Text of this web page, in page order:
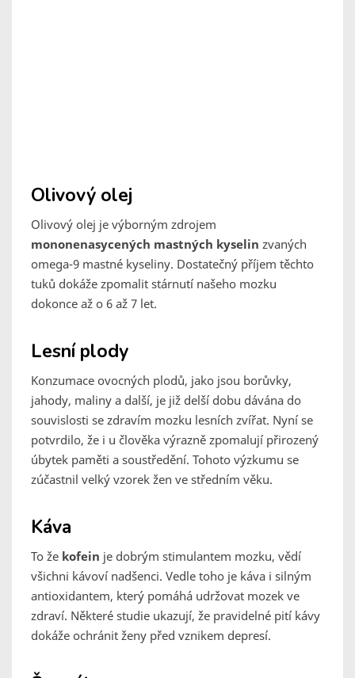
Olivový olej
Olivový olej je výborným zdrojem
mononenasycených mastných kyselin zvaných
omega-9 mastné kyseliny. Dostatečný příjem těchto
tuků dokáže zpomalit stárnutí našeho mozku
dokonce až o 6 až 7 let.
Lesní plody
Konzumace ovocných plodů, jako jsou borůvky,
jahody, maliny a další, je již delší dobu dávána do
souvislosti se zdravím mozku lesních zvířat. Nyní se
potvrdilo, že i u člověka výrazně zpomalují přirozený
úbytek paměti a soustředění. Tohoto výzkumu se
zúčastnil velký vzorek žen ve středním věku.
Káva
To že kofein je dobrým stimulantem mozku, vědí
všichni kávoví nadšenci. Vedle toho je káva i silným
antioxidantem, který pomáhá udržovat mozek ve
zdraví. Některé studie ukazují, že pravidelné pití kávy
dokáže ochránit ženy před vznikem depresí.